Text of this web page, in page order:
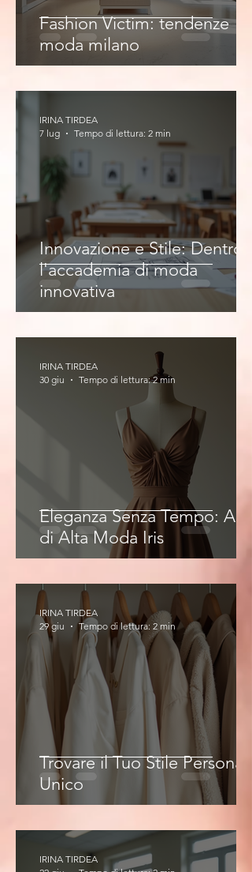
Fashion Victim: tendenze
moda milano
Innovazione e Stile: Dentro
l'accademia di moda
innovativa
IRINA TIRDEA
7 lug
Tempo di lettura: 2 min
Eleganza Senza Tempo: Abiti
di Alta Moda Iris
IRINA TIRDEA
30 giu
Tempo di lettura: 2 min
Trovare il Tuo Stile Personale
Unico
IRINA TIRDEA
29 giu
Tempo di lettura: 2 min
IRINA TIRDEA